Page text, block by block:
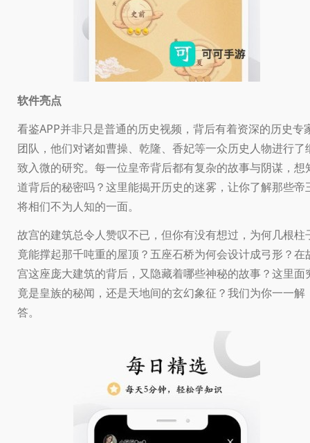
软件亮点
看鉴APP并非只是普通的历史视频，背后有着资深的历史专
团队，他们对诸如曹操、乾隆、香妃等一众历史人物进行了
致入微的研究。每一位皇帝背后都有复杂的故事与阴谋，想
道背后的秘密吗？这里能揭开历史的迷雾，让你了解那些帝
将相们不为人知的一面。
故宫的建筑总令人赞叹不已，但你有没有想过，为何几根柱
竟能撑起那千吨重的屋顶？五座石桥为何会设计成弓形？在
宫这座庞大建筑的背后，又隐藏着哪些神秘的故事？这里面
竟是皇族的秘闻，还是天地间的玄幻象征？我们为你一一解
答。